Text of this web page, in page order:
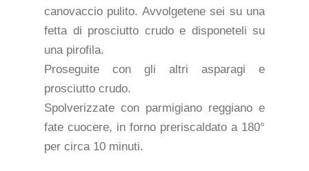
canovaccio pulito. Avvolgetene sei su una
fetta di prosciutto crudo e disponeteli su
una pirofila.
Proseguite con gli altri asparagi e
prosciutto crudo.
Spolverizzate con parmigiano reggiano e
fate cuocere, in forno preriscaldato a 180°
per circa 10 minuti.